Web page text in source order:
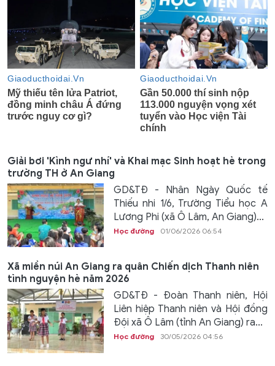
Giải bơi 'Kình ngư nhí' và Khai mạc Sinh hoạt hè trong
trường TH ở An Giang
GD&TĐ - Nhân Ngày Quốc tế
Thiếu nhi 1/6, Trường Tiểu học A
Lương Phi (xã Ô Lâm, An Giang)...
Học đường 01/06/2026 06:54
Xã miền núi An Giang ra quân Chiến dịch Thanh niên
tình nguyện hè năm 2026
GD&TĐ - Đoàn Thanh niên, Hội
Liên hiệp Thanh niên và Hội đồng
Đội xã Ô Lâm (tỉnh An Giang) ra...
Học đường 30/05/2026 04:56